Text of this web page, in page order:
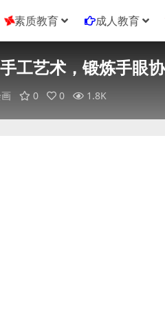
素质教育 成人教育
工艺术，锻炼手眼
0 0 1.8K